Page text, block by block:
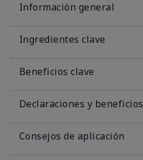
Información general
Ingredientes clave
Beneficios clave
Declaraciones y beneficios
Consejos de aplicación